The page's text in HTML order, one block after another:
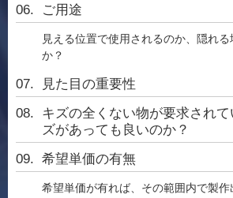
ご用途
見える位置で使用されるのか、隠れ
か？
見た目の重要性
キズの全くない物が要求され
ズがあっても良いのか？
希望単価の有無
希望単価が有れば、その範囲内で製